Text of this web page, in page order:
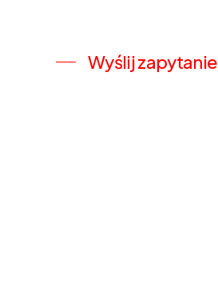
Wyślij zapytanie